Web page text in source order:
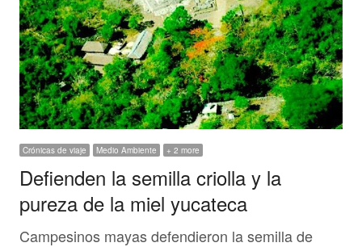
Crónicas de viaje Medio Ambiente + 2 more
Defienden la semilla criolla y la
pureza de la miel yucateca
Campesinos mayas defendieron la semilla de